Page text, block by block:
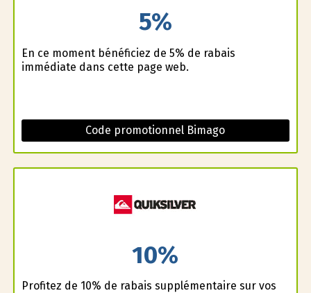
5%
En ce moment bénéficiez de 5% de rabais
immédiate dans cette page web.
Code promotionnel Bimago
10%
Profitez de 10% de rabais supplémentaire sur vos